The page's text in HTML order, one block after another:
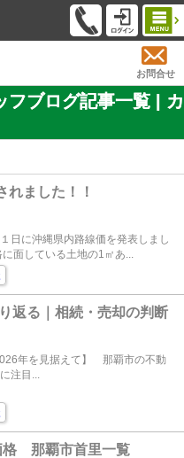
お問合せ
フブログ記事一覧 | カ
れました！！
日に沖縄県内路線価を発表しまし
路に面している土地の1㎡あ...
返る｜相続・売却の判断
年を見据えて】 那覇市の不動
注目...
那覇市首里一覧